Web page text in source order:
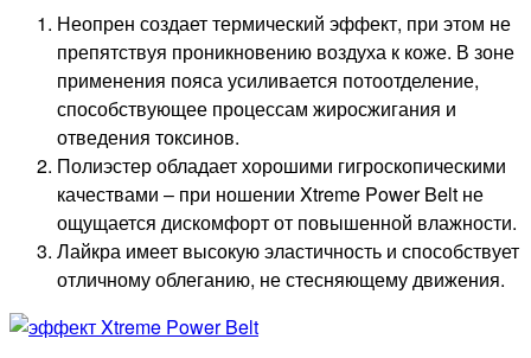
Неопрен создает термический эффект, при этом не
препятствуя проникновению воздуха к коже. В зоне
применения пояса усиливается потоотделение,
способствующее процессам жиросжигания и
отведения токсинов.
Полиэстер обладает хорошими гигроскопическими
качествами – при ношении Xtreme Power Belt не
ощущается дискомфорт от повышенной влажности.
Лайкра имеет высокую эластичность и способствует
отличному облеганию, не стесняющему движения.